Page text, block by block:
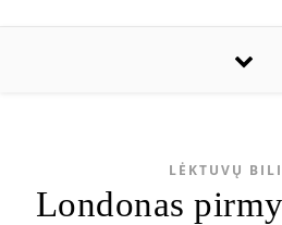
LĖKTUVŲ
Londonas